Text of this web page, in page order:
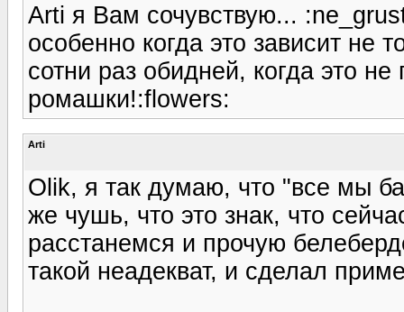
Arti я Вам сочувствую...
особенно когда это зависит не
сотни раз обидней, когда это
ромашки!:flowers:
Arti
Olik, я так думаю, что "все мы
же чушь, что это знак, что
расстанемся и прочую
такой неадекват, и сделал